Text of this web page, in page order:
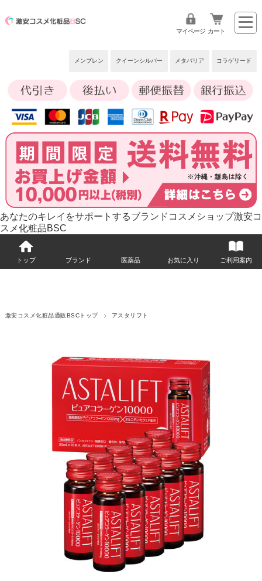
メンブレン クイーンシルバー メタバリア コラゲリード
マイページ カート
あなたのキレイをサポートするブランドコスメショップ激安コ
スメ化粧品BSC
トップ ブランド 医薬品 お気に入り ご利用案内
激安コスメ化粧品通販BSCトップ アスタリフト